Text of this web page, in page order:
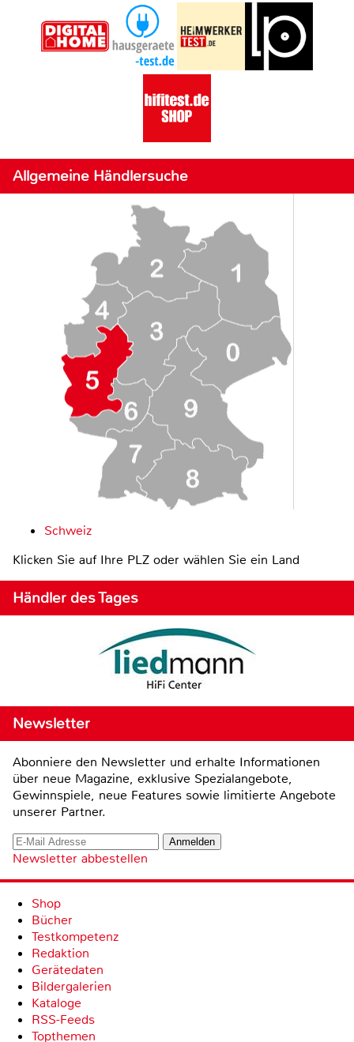
Allgemeine Händlersuche
Schweiz
Klicken Sie auf Ihre PLZ oder wählen Sie ein Land
Händler des Tages
Newsletter
Abonniere den Newsletter und erhalte Informationen
über neue Magazine, exklusive Spezialangebote,
Gewinnspiele, neue Features sowie limitierte Angebote
unserer Partner.
Newsletter abbestellen
Shop
Bücher
Testkompetenz
Redaktion
Gerätedaten
Bildergalerien
Kataloge
RSS-Feeds
Topthemen